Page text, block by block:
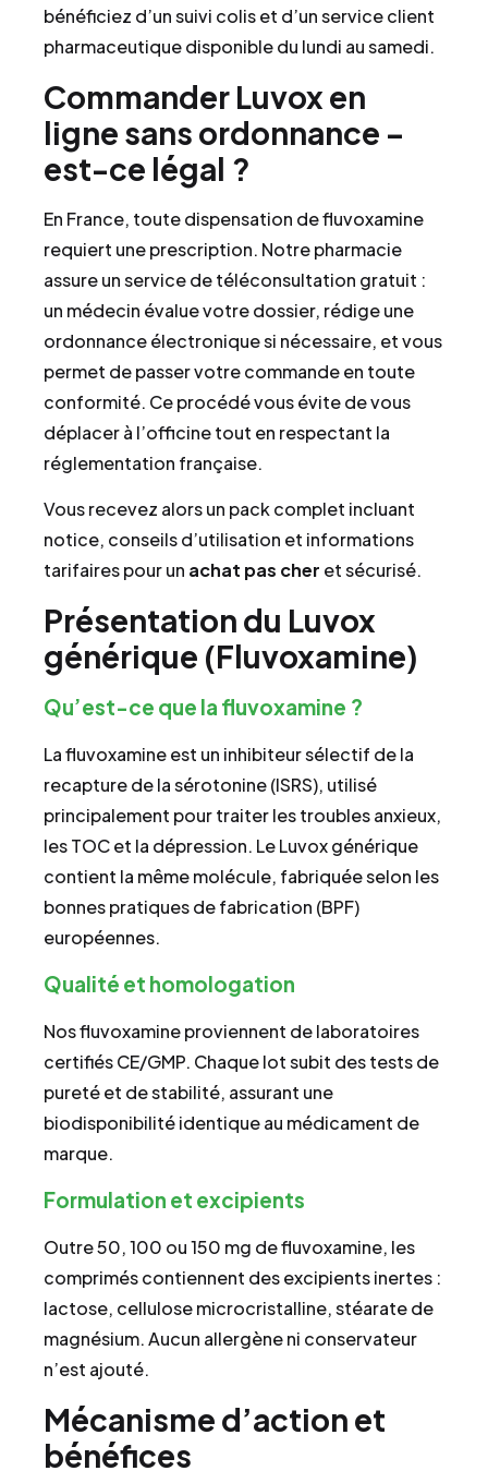
bénéficiez d’un suivi colis et d’un service client
pharmaceutique disponible du lundi au samedi.
Commander Luvox en
ligne sans ordonnance –
est-ce légal ?
En France, toute dispensation de fluvoxamine
requiert une prescription. Notre pharmacie
assure un service de téléconsultation gratuit :
un médecin évalue votre dossier, rédige une
ordonnance électronique si nécessaire, et vous
permet de passer votre commande en toute
conformité. Ce procédé vous évite de vous
déplacer à l’officine tout en respectant la
réglementation française.
Vous recevez alors un pack complet incluant
notice, conseils d’utilisation et informations
tarifaires pour un achat pas cher et sécurisé.
Présentation du Luvox
générique (Fluvoxamine)
Qu’est-ce que la fluvoxamine ?
La fluvoxamine est un inhibiteur sélectif de la
recapture de la sérotonine (ISRS), utilisé
principalement pour traiter les troubles anxieux,
les TOC et la dépression. Le Luvox générique
contient la même molécule, fabriquée selon les
bonnes pratiques de fabrication (BPF)
européennes.
Qualité et homologation
Nos fluvoxamine proviennent de laboratoires
certifiés CE/GMP. Chaque lot subit des tests de
pureté et de stabilité, assurant une
biodisponibilité identique au médicament de
marque.
Formulation et excipients
Outre 50, 100 ou 150 mg de fluvoxamine, les
comprimés contiennent des excipients inertes :
lactose, cellulose microcristalline, stéarate de
magnésium. Aucun allergène ni conservateur
n’est ajouté.
Mécanisme d’action et
bénéfices